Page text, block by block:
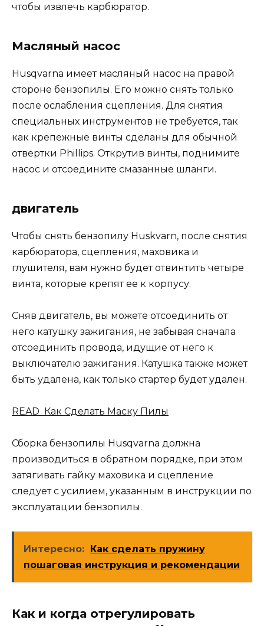
чтобы извлечь карбюратор.
Масляный насос
Husqvarna имеет масляный насос на правой
стороне бензопилы. Его можно снять только
после ослабления сцепления. Для снятия
специальных инструментов не требуется, так
как крепежные винты сделаны для обычной
отвертки Phillips. Открутив винты, поднимите
насос и отсоедините смазанные шланги.
двигатель
Чтобы снять бензопилу Huskvarn, после снятия
карбюратора, сцепления, маховика и
глушителя, вам нужно будет отвинтить четыре
винта, которые крепят ее к корпусу.
Сняв двигатель, вы можете отсоединить от
него катушку зажигания, не забывая сначала
отсоединить провода, идущие от него к
выключателю зажигания. Катушка также может
быть удалена, как только стартер будет удален.
READ Как Сделать Маску Пилы
Сборка бензопилы Husqvarna должна
производиться в обратном порядке, при этом
затягивать гайку маховика и сцепление
следует с усилием, указанным в инструкции по
эксплуатации бензопилы.
Интересно: Как сделать пружину
пошаговая инструкция и рекомендации
Как и когда отрегулировать